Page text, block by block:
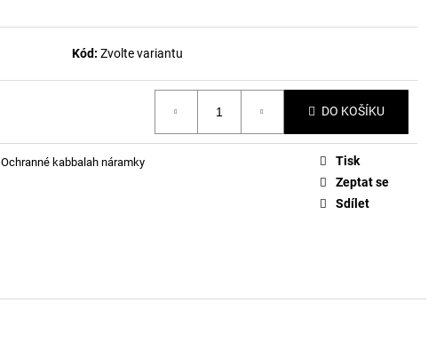
Kód: Zvolte variantu
DO KOŠÍKU
Ochranné kabbalah náramky
Tisk
Zeptat se
Sdílet